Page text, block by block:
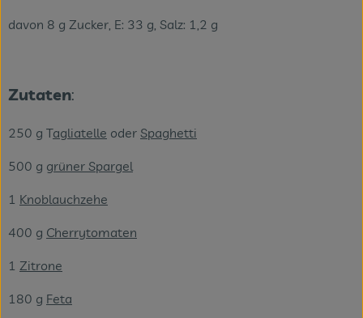
davon 8 g Zucker, E: 33 g, Salz: 1,2 g
Zutaten:
250 g Tagliatelle oder Spaghetti
500 g grüner Spargel
1 Knoblauchzehe
400 g Cherrytomaten
1 Zitrone
180 g Feta